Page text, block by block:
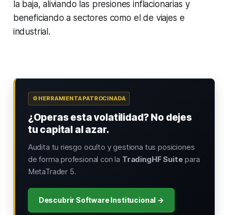
la baja, aliviando las presiones inflacionarias y
beneficiando a sectores como el de viajes e
industrial.
⚙️ HERRAMIENTA PATROCINADA
¿Operas esta volatilidad? No dejes
tu capital al azar.
Audita tu riesgo oculto y gestiona tus posiciones
de forma profesional con la TradingHF Suite para
MetaTrader 5.
Descubrir Software Institucional →